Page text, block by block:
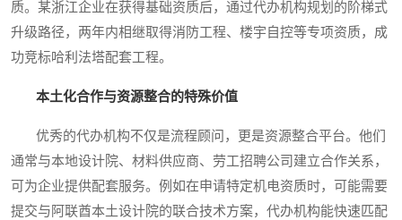
质。某浙江企业在获得基础资质后，通过代办机构规划的阶梯式
升级路径，两年内相继取得消防工程、楼宇自控等专项资质，成
功竞标哈利法塔配套工程。
本土化合作与资源整合的特殊价值
优秀的代办机构不仅是流程顾问，更是资源整合平台。他们
通常与本地设计院、材料供应商、劳工招聘公司建立合作关系，
可为企业提供配套服务。例如在申请特定机电资质时，可能需要
提交与阿联酋本土设计院的联合技术方案，代办机构能快速匹配